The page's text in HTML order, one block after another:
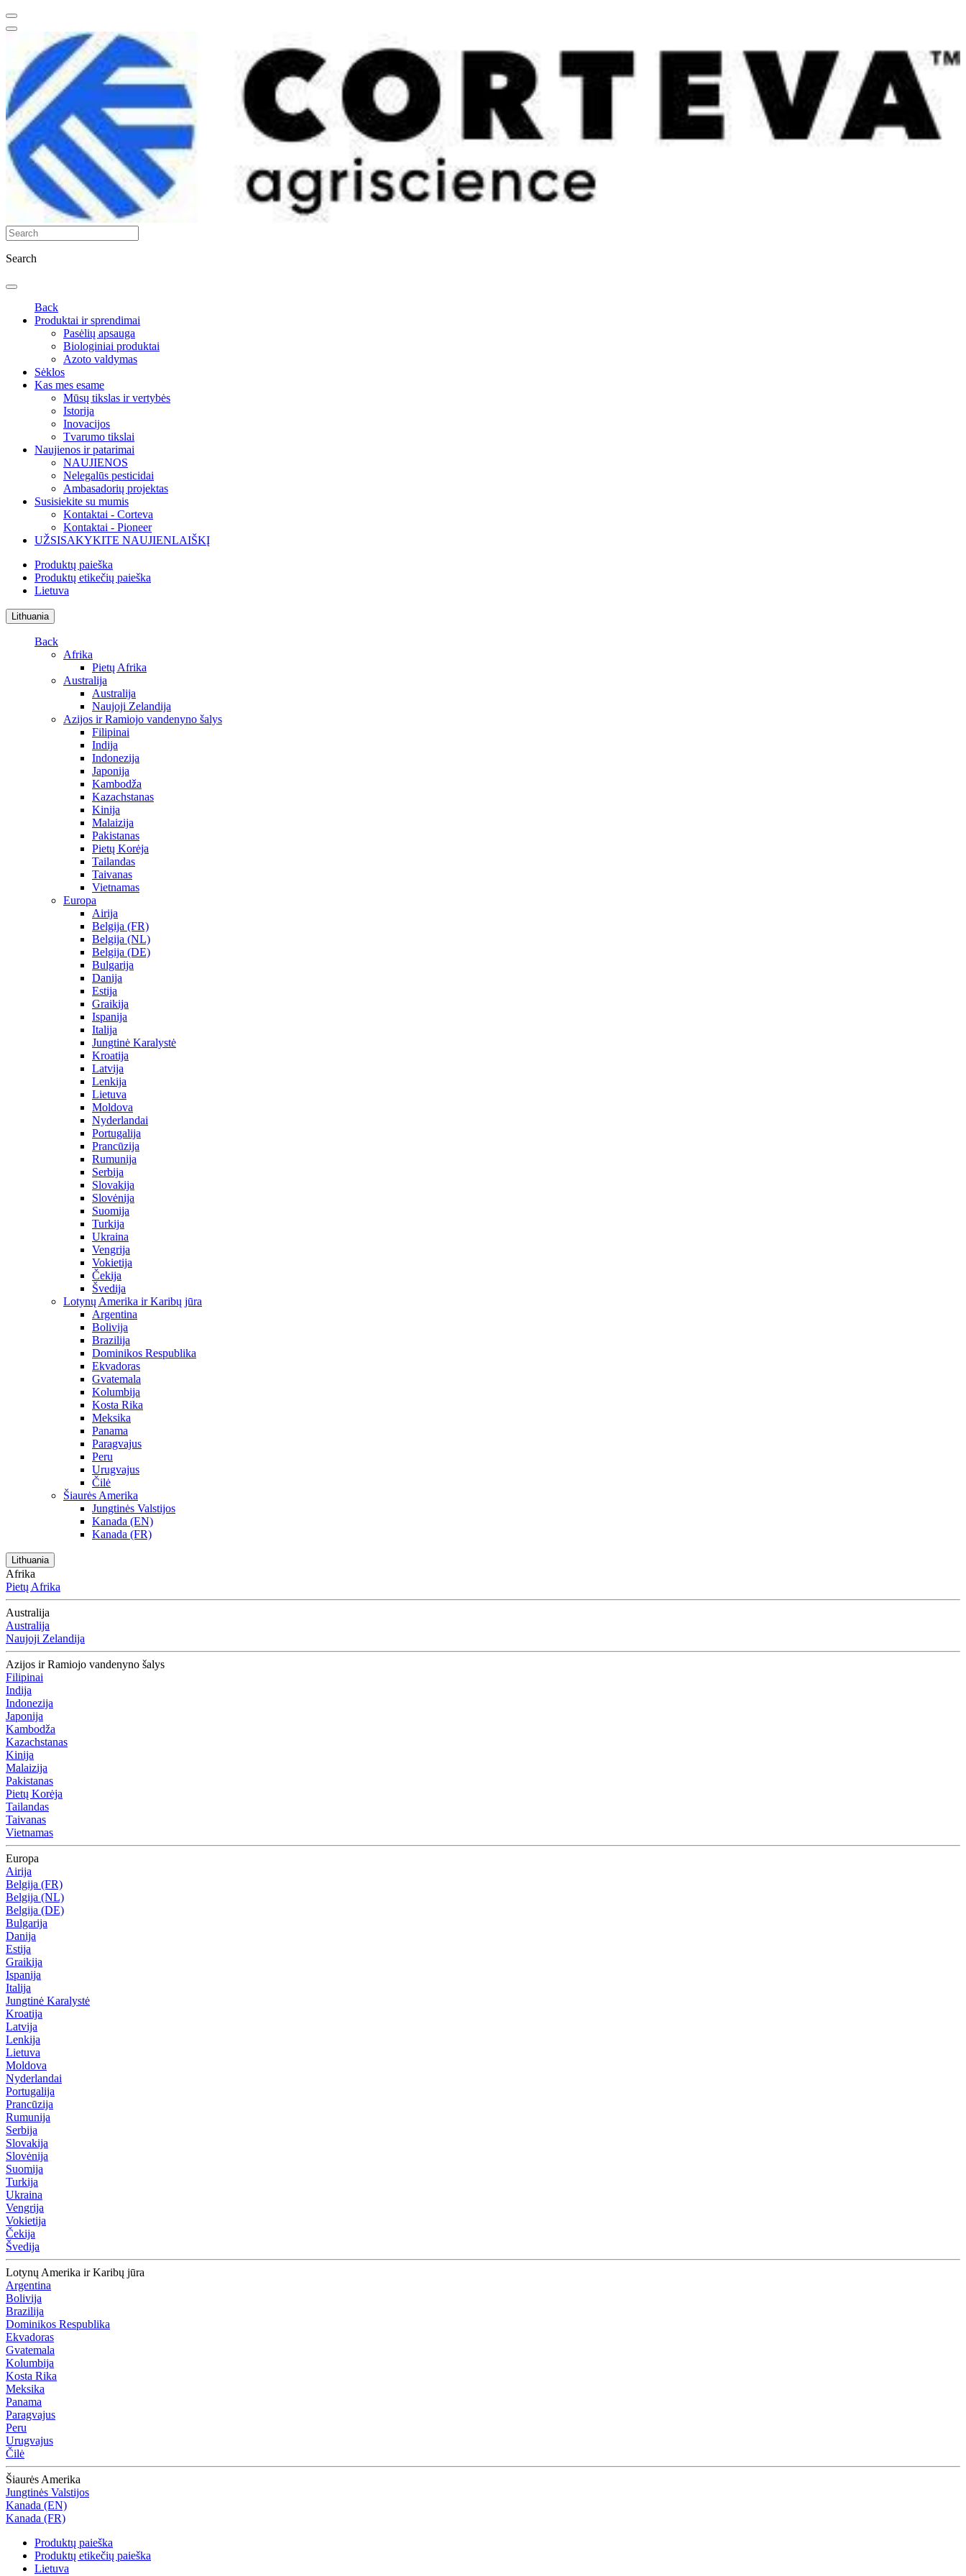
Search
Back
Produktai ir sprendimai
Pasėlių apsauga
Biologiniai produktai
Azoto valdymas
Sėklos
Kas mes esame
Mūsų tikslas ir vertybės
Istorija
Inovacijos
Tvarumo tikslai
Naujienos ir patarimai
NAUJIENOS
Nelegalūs pesticidai
Ambasadorių projektas
Susisiekite su mumis
Kontaktai - Corteva
Kontaktai - Pioneer
UŽSISAKYKITE NAUJIENLAIŠKĮ
Produktų paieška
Produktų etikečių paieška
Lietuva
Lithuania
Back
Afrika
Pietų Afrika
Australija
Australija
Naujoji Zelandija
Azijos ir Ramiojo vandenyno šalys
Filipinai
Indija
Indonezija
Japonija
Kambodža
Kazachstanas
Kinija
Malaizija
Pakistanas
Pietų Korėja
Tailandas
Taivanas
Vietnamas
Europa
Airija
Belgija (FR)
Belgija (NL)
Belgija (DE)
Bulgarija
Danija
Estija
Graikija
Ispanija
Italija
Jungtinė Karalystė
Kroatija
Latvija
Lenkija
Lietuva
Moldova
Nyderlandai
Portugalija
Prancūzija
Rumunija
Serbija
Slovakija
Slovėnija
Suomija
Turkija
Ukraina
Vengrija
Vokietija
Čekija
Švedija
Lotynų Amerika ir Karibų jūra
Argentina
Bolivija
Brazilija
Dominikos Respublika
Ekvadoras
Gvatemala
Kolumbija
Kosta Rika
Meksika
Panama
Paragvajus
Peru
Urugvajus
Čilė
Šiaurės Amerika
Jungtinės Valstijos
Kanada (EN)
Kanada (FR)
Lithuania
Afrika
Pietų Afrika
Australija
Australija
Naujoji Zelandija
Azijos ir Ramiojo vandenyno šalys
Filipinai
Indija
Indonezija
Japonija
Kambodža
Kazachstanas
Kinija
Malaizija
Pakistanas
Pietų Korėja
Tailandas
Taivanas
Vietnamas
Europa
Airija
Belgija (FR)
Belgija (NL)
Belgija (DE)
Bulgarija
Danija
Estija
Graikija
Ispanija
Italija
Jungtinė Karalystė
Kroatija
Latvija
Lenkija
Lietuva
Moldova
Nyderlandai
Portugalija
Prancūzija
Rumunija
Serbija
Slovakija
Slovėnija
Suomija
Turkija
Ukraina
Vengrija
Vokietija
Čekija
Švedija
Lotynų Amerika ir Karibų jūra
Argentina
Bolivija
Brazilija
Dominikos Respublika
Ekvadoras
Gvatemala
Kolumbija
Kosta Rika
Meksika
Panama
Paragvajus
Peru
Urugvajus
Čilė
Šiaurės Amerika
Jungtinės Valstijos
Kanada (EN)
Kanada (FR)
Produktų paieška
Produktų etikečių paieška
Lietuva